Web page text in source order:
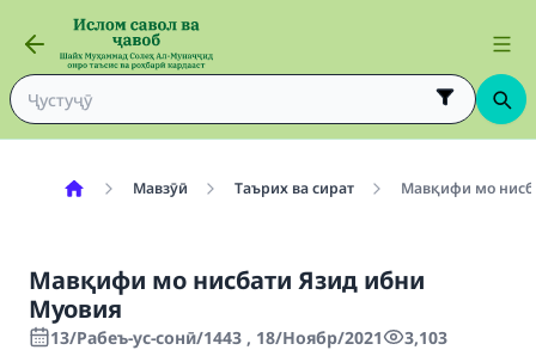
Мавзӯӣ Таърих ва сират Мавқифи мо
Мавқифи мо нисбати Язид ибни
Муовия
13/Рабеъ-ус-сонӣ/1443 , 18/Ноябр/2021 3,103